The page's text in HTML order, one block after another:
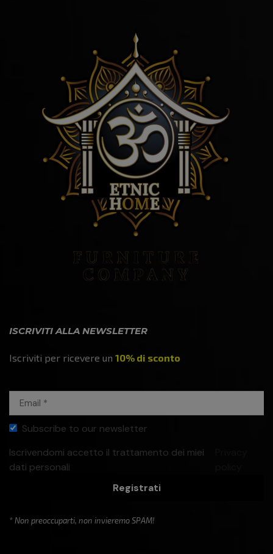
ISCRIVITI ALLA NEWSLETTER
Iscriviti per ricevere un 10% di sconto
Subscribe to our newsletter
Iscrivendomi accetto il trattamento dei miei
dati personali
Registrati
* Non preoccuparti, non invieremo SPAM!